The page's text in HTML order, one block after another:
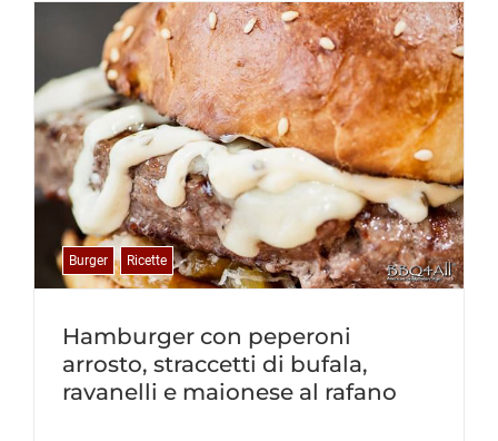
Hamburger con peperoni
arrosto, straccetti di bufala,
ravanelli e maionese al rafano
Burger Ricette